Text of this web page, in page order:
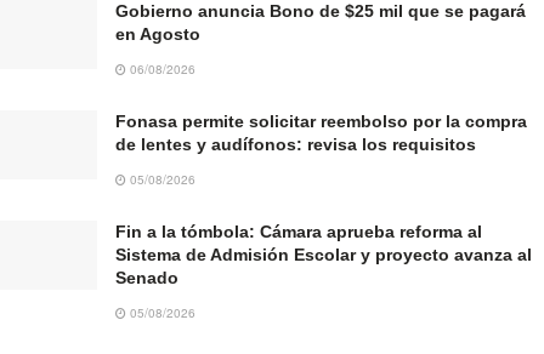
Gobierno anuncia Bono de $25 mil que se pagará
en Agosto
06/08/2026
Fonasa permite solicitar reembolso por la compra
de lentes y audífonos: revisa los requisitos
05/08/2026
Fin a la tómbola: Cámara aprueba reforma al
Sistema de Admisión Escolar y proyecto avanza al
Senado
05/08/2026